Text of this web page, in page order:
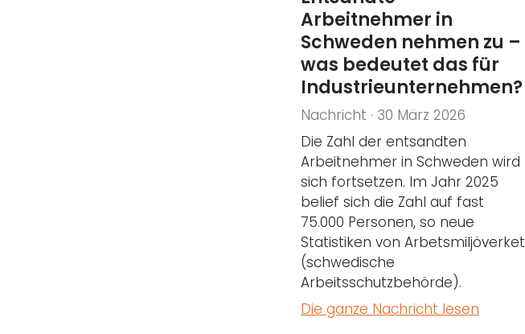
Arbeitnehmer in
Schweden nehmen zu –
was bedeutet das für
Industrieunternehmen?
Nachricht · 30 März 2026
Die Zahl der entsandten
Arbeitnehmer in Schweden wird
sich fortsetzen. Im Jahr 2025
belief sich die Zahl auf fast
75.000 Personen, so neue
Statistiken von Arbetsmiljöverket
(schwedische
Arbeitsschutzbehörde).
Die ganze Nachricht lesen